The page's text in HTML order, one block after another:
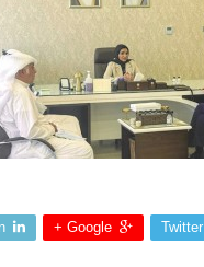
Twitter
Google +